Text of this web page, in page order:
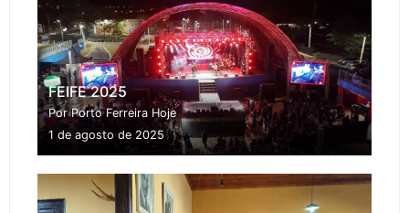
FEIFE 2025
Por Porto Ferreira Hoje
1 de agosto de 2025